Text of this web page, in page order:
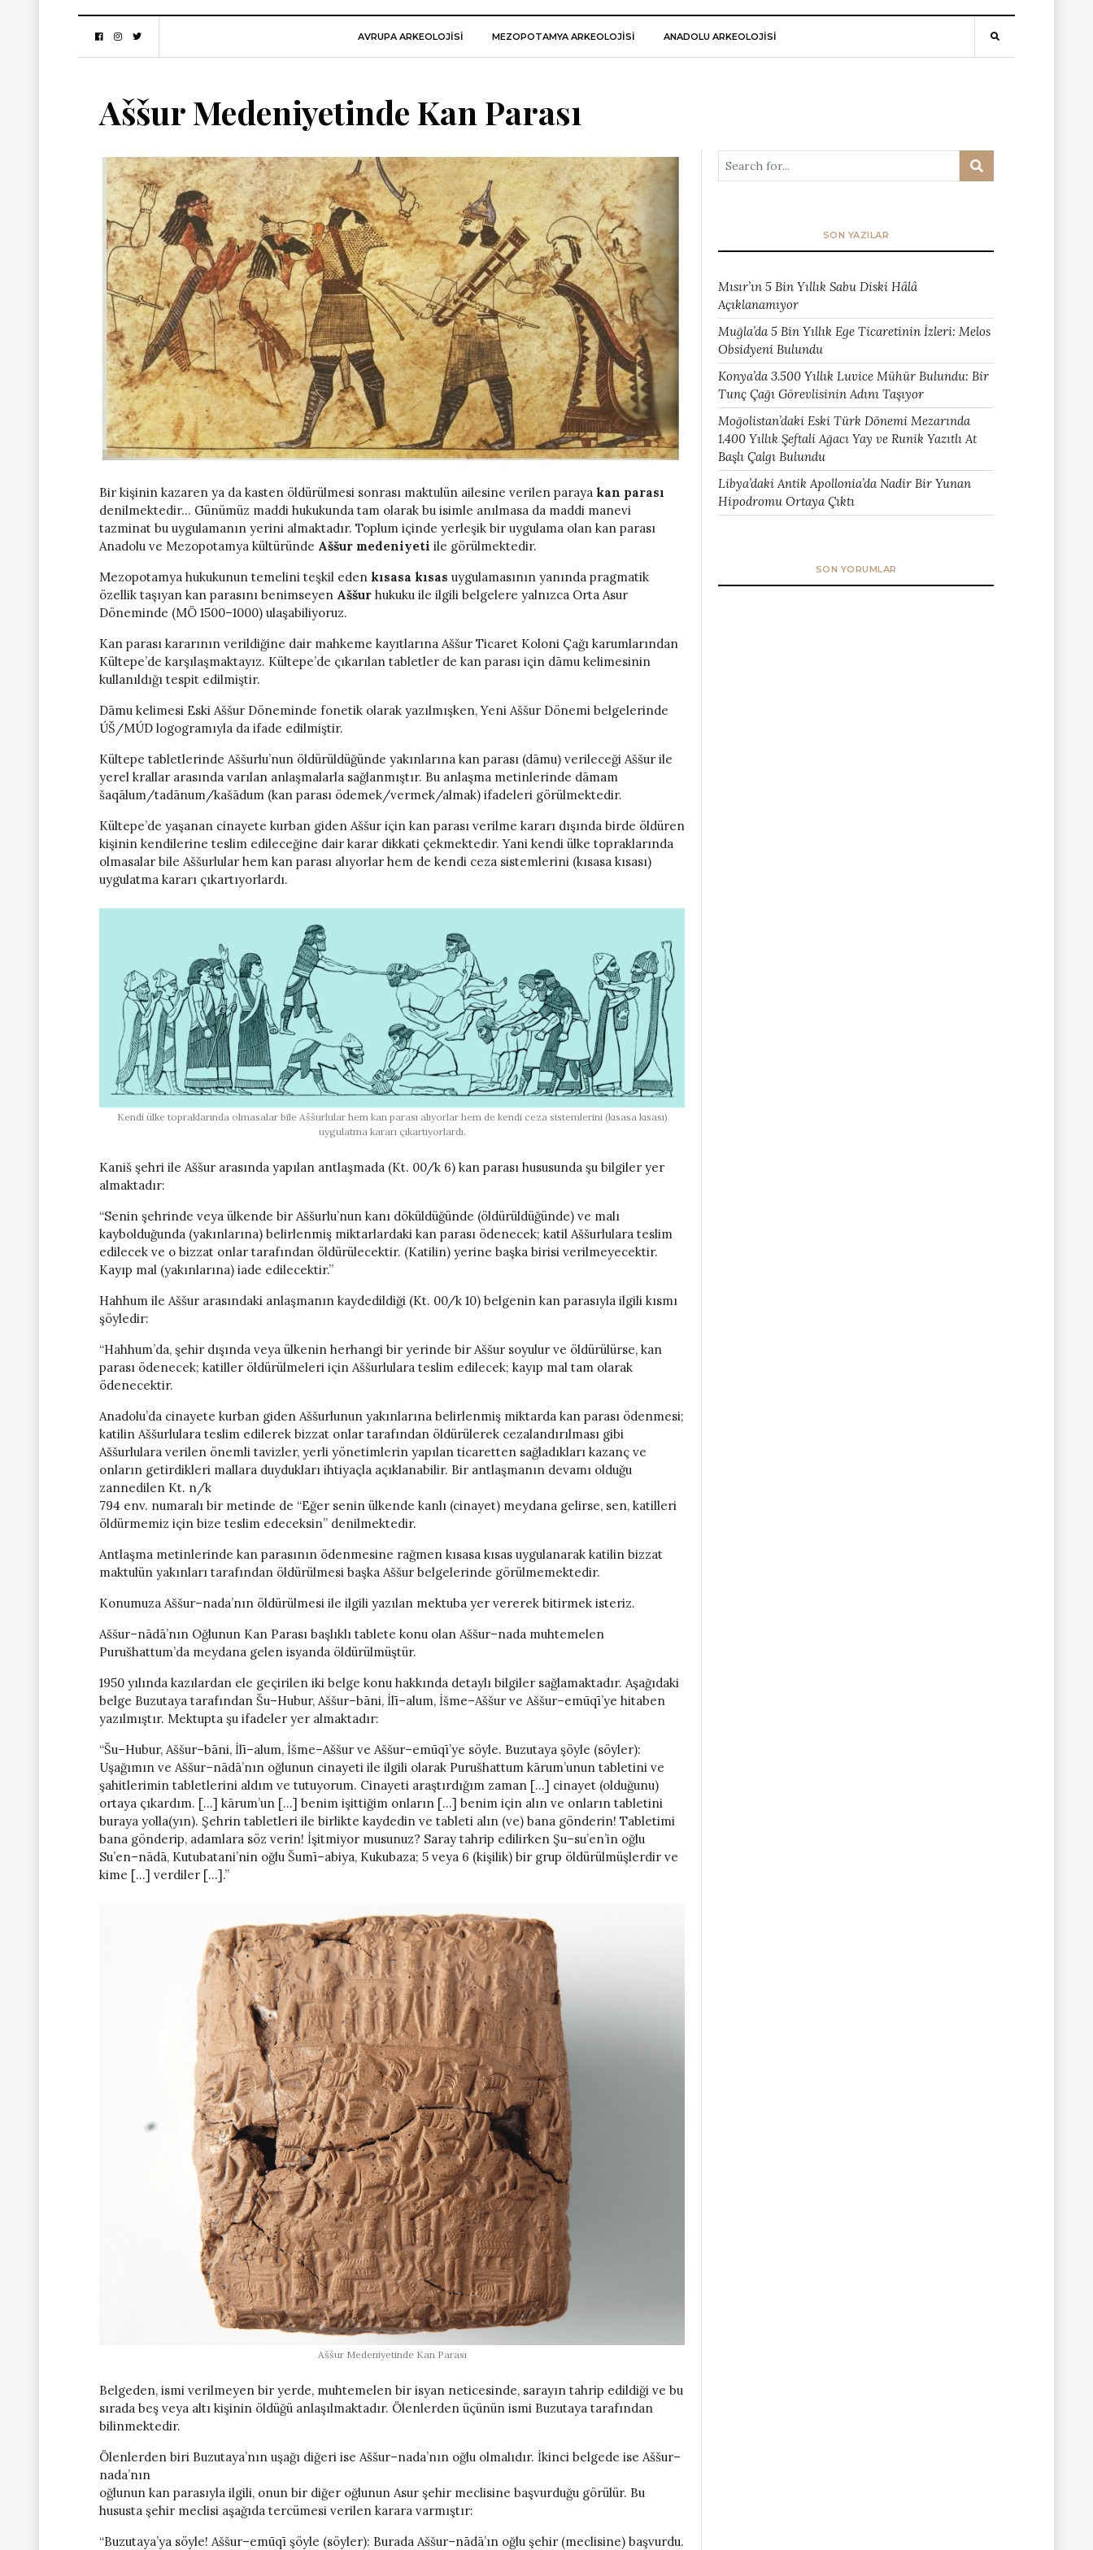
AVRUPA ARKEOLOJISI MEZOPOTAMYA ARKEOLOJISI ANADOLU ARKEOLOJİSİ
Aššur Medeniyetinde Kan Parası
Bir kişinin kazaren ya da kasten öldürülmesi sonrası maktulün ailesine verilen paraya kan parası
denilmektedir… Günümüz maddi hukukunda tam olarak bu isimle anılmasa da maddi manevi
tazminat bu uygulamanın yerini almaktadır. Toplum içinde yerleşik bir uygulama olan kan parası
Anadolu ve Mezopotamya kültüründe Aššur medeniyeti ile görülmektedir.
Mezopotamya hukukunun temelini teşkil eden kısasa kısas uygulamasının yanında pragmatik
özellik taşıyan kan parasını benimseyen Aššur hukuku ile ilgili belgelere yalnızca Orta Asur
Döneminde (MÖ 1500–1000) ulaşabiliyoruz.
Kan parası kararının verildiğine dair mahkeme kayıtlarına Aššur Ticaret Koloni Çağı karumlarından
Kültepe’de karşılaşmaktayız. Kültepe’de çıkarılan tabletler de kan parası için dāmu kelimesinin
kullanıldığı tespit edilmiştir.
Dāmu kelimesi Eski Aššur Döneminde fonetik olarak yazılmışken, Yeni Aššur Dönemi belgelerinde
ÚŠ/MÚD logogramıyla da ifade edilmiştir.
Kültepe tabletlerinde Aššurlu’nun öldürüldüğünde yakınlarına kan parası (dāmu) verileceği Aššur ile
yerel krallar arasında varılan anlaşmalarla sağlanmıştır. Bu anlaşma metinlerinde dāmam
šaqālum/tadānum/kašādum (kan parası ödemek/vermek/almak) ifadeleri görülmektedir.
Kültepe’de yaşanan cinayete kurban giden Aššur için kan parası verilme kararı dışında birde öldüren
kişinin kendilerine teslim edileceğine dair karar dikkati çekmektedir. Yani kendi ülke topraklarında
olmasalar bile Aššurlular hem kan parası alıyorlar hem de kendi ceza sistemlerini (kısasa kısası)
uygulatma kararı çıkartıyorlardı.
Kendi ülke topraklarında olmasalar bile Aššurlular hem kan parası alıyorlar hem de kendi ceza sistemlerini (kısasa kısası)
uygulatma kararı çıkartıyorlardı.
Kaniš şehri ile Aššur arasında yapılan antlaşmada (Kt. 00/k 6) kan parası hususunda şu bilgiler yer
almaktadır:
“Senin şehrinde veya ülkende bir Aššurlu’nun kanı döküldüğünde (öldürüldüğünde) ve malı
kaybolduğunda (yakınlarına) belirlenmiş miktarlardaki kan parası ödenecek; katil Aššurlulara teslim
edilecek ve o bizzat onlar tarafından öldürülecektir. (Katilin) yerine başka birisi verilmeyecektir.
Kayıp mal (yakınlarına) iade edilecektir.”
Hahhum ile Aššur arasındaki anlaşmanın kaydedildiği (Kt. 00/k 10) belgenin kan parasıyla ilgili kısmı
şöyledir:
“Hahhum’da, şehir dışında veya ülkenin herhangi bir yerinde bir Aššur soyulur ve öldürülürse, kan
parası ödenecek; katiller öldürülmeleri için Aššurlulara teslim edilecek; kayıp mal tam olarak
ödenecektir.
Anadolu’da cinayete kurban giden Aššurlunun yakınlarına belirlenmiş miktarda kan parası ödenmesi;
katilin Aššurlulara teslim edilerek bizzat onlar tarafından öldürülerek cezalandırılması gibi
Aššurlulara verilen önemli tavizler, yerli yönetimlerin yapılan ticaretten sağladıkları kazanç ve
onların getirdikleri mallara duydukları ihtiyaçla açıklanabilir. Bir antlaşmanın devamı olduğu
zannedilen Kt. n/k
794 env. numaralı bir metinde de “Eğer senin ülkende kanlı (cinayet) meydana gelirse, sen, katilleri
öldürmemiz için bize teslim edeceksin” denilmektedir.
Antlaşma metinlerinde kan parasının ödenmesine rağmen kısasa kısas uygulanarak katilin bizzat
maktulün yakınları tarafından öldürülmesi başka Aššur belgelerinde görülmemektedir.
Konumuza Aššur–nada’nın öldürülmesi ile ilgili yazılan mektuba yer vererek bitirmek isteriz.
Aššur–nādā’nın Oğlunun Kan Parası başlıklı tablete konu olan Aššur–nada muhtemelen
Purušhattum’da meydana gelen isyanda öldürülmüştür.
1950 yılında kazılardan ele geçirilen iki belge konu hakkında detaylı bilgiler sağlamaktadır. Aşağıdaki
belge Buzutaya tarafından Šu–Hubur, Aššur–bāni, İlī–alum, İšme–Aššur ve Aššur–emūqī’ye hitaben
yazılmıştır. Mektupta şu ifadeler yer almaktadır:
“Šu–Hubur, Aššur–bāni, İlī–alum, İšme–Aššur ve Aššur–emūqī’ye söyle. Buzutaya şöyle (söyler):
Uşağımın ve Aššur–nādā’nın oğlunun cinayeti ile ilgili olarak Purušhattum kārum’unun tabletini ve
şahitlerimin tabletlerini aldım ve tutuyorum. Cinayeti araştırdığım zaman […] cinayet (olduğunu)
ortaya çıkardım. […] kārum’un […] benim işittiğim onların […] benim için alın ve onların tabletini
buraya yolla(yın). Şehrin tabletleri ile birlikte kaydedin ve tableti alın (ve) bana gönderin! Tabletimi
bana gönderip, adamlara söz verin! İşitmiyor musunuz? Saray tahrip edilirken Şu–su’en’in oğlu
Su’en–nādā, Kutubatani’nin oğlu Šumī–abiya, Kukubaza; 5 veya 6 (kişilik) bir grup öldürülmüşlerdir ve
kime […] verdiler […].”
Aššur Medeniyetinde Kan Parası
Belgeden, ismi verilmeyen bir yerde, muhtemelen bir isyan neticesinde, sarayın tahrip edildiği ve bu
sırada beş veya altı kişinin öldüğü anlaşılmaktadır. Ölenlerden üçünün ismi Buzutaya tarafından
bilinmektedir.
Ölenlerden biri Buzutaya’nın uşağı diğeri ise Aššur–nada’nın oğlu olmalıdır. İkinci belgede ise Aššur–
nada’nın
oğlunun kan parasıyla ilgili, onun bir diğer oğlunun Asur şehir meclisine başvurduğu görülür. Bu
hususta şehir meclisi aşağıda tercümesi verilen karara varmıştır:
“Buzutaya’ya söyle! Aššur–emūqī şöyle (söyler): Burada Aššur–nādā’ın oğlu şehir (meclisine) başvurdu.
SON YAZILAR
Mısır’ın 5 Bin Yıllık Sabu Diski Hâlâ
Açıklanamıyor
Muğla’da 5 Bin Yıllık Ege Ticaretinin İzleri: Melos
Obsidyeni Bulundu
Konya’da 3.500 Yıllık Luvice Mühür Bulundu: Bir
Tunç Çağı Görevlisinin Adını Taşıyor
Moğolistan’daki Eski Türk Dönemi Mezarında
1.400 Yıllık Şeftali Ağacı Yay ve Runik Yazıtlı At
Başlı Çalgı Bulundu
Libya’daki Antik Apollonia’da Nadir Bir Yunan
Hipodromu Ortaya Çıktı
SON YORUMLAR